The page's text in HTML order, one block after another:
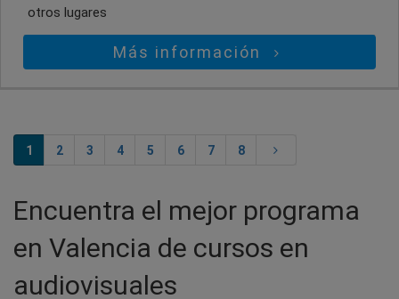
otros lugares
Más información
1 2 3 4 5 6 7 8
Encuentra el mejor programa
en Valencia de cursos en
audiovisuales